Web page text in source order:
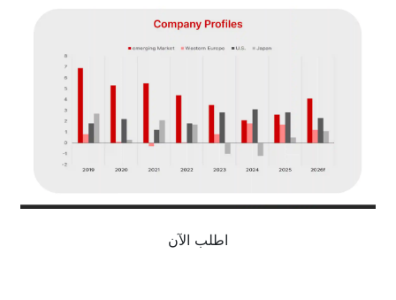
اطلب الآن